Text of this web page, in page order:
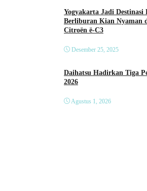
Yogyakarta Jadi
Berliburan Kian Nyaman
Citroën ë-C3
Desember 25, 2025
Daihatsu Hadirkan Tiga Penyegaran Baru di GIIAS
2026
Agustus 1, 2026